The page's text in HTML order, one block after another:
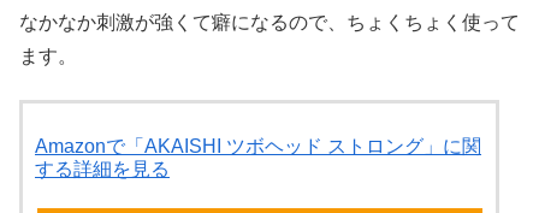
なかなか刺激が強くて癖になるので、ちょくちょく使って
ます。
Amazonで「AKAISHI ツボヘッド ストロング」に関
する詳細を見る